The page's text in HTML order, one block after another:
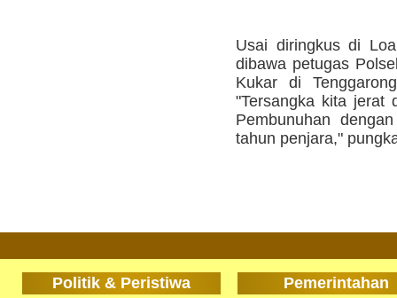
Usai diringkus di
dibawa petugas
Kukar di
"Tersangka kita jerat
Pembunuhan
tahun penjara,"
Politik & Peristiwa Pemerintahan